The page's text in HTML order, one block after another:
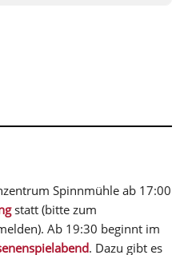
Spinnmühle ab 17:00
statt (bitte zum
Ab 19:30 beginnt im
. Dazu gibt es